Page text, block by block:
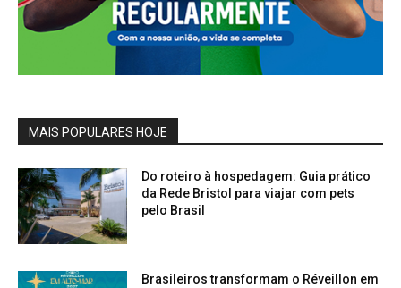
MAIS POPULARES HOJE
Do roteiro à hospedagem: Guia prático
da Rede Bristol para viajar com pets
pelo Brasil
Brasileiros transformam o Réveillon em